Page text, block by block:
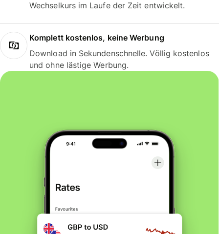
Wechselkurs im Laufe der Zeit entwickelt.
Komplett kostenlos, keine Werbung
Download in Sekundenschnelle. Völlig kostenlos
und ohne lästige Werbung.